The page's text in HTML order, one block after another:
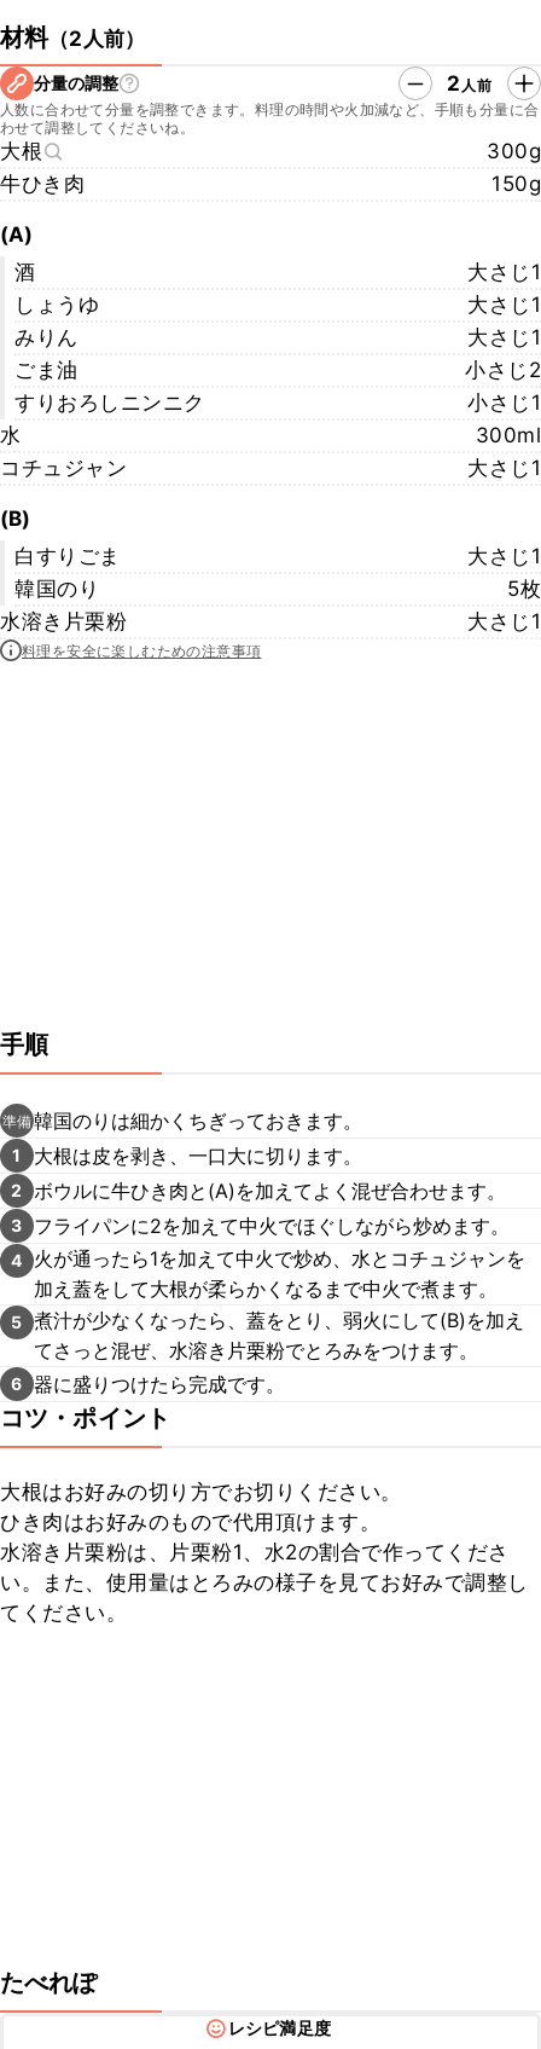
材料（2人前）
分量の調整 2 人前
人数に合わせて分量を調整できます。料理の時間や火加減など、手順も分量に合
わせて調整してくださいね。
大根
300g
牛ひき肉
150g
(A)
酒
大さじ1
しょうゆ
大さじ1
みりん
大さじ1
ごま油
小さじ2
すりおろしニンニク
小さじ1
水
300ml
コチュジャン
大さじ1
(B)
白すりごま
大さじ1
韓国のり
5枚
水溶き片栗粉
大さじ1
料理を安全に楽しむための注意事項
手順
準備韓国のりは細かくちぎっておきます。
1 大根は皮を剥き、一口大に切ります。
2 ボウルに牛ひき肉と(A)を加えてよく混ぜ合わせます。
3 フライパンに2を加えて中火でほぐしながら炒めます。
4
火が通ったら1を加えて中火で炒め、水とコチュジャンを
加え蓋をして大根が柔らかくなるまで中火で煮ます。
5 煮汁が少なくなったら、蓋をとり、弱火にして(B)を加え
てさっと混ぜ、水溶き片栗粉でとろみをつけます。
6 器に盛りつけたら完成です。
コツ・ポイント
大根はお好みの切り方でお切りください。
ひき肉はお好みのもので代用頂けます。
水溶き片栗粉は、片栗粉1、水2の割合で作ってくださ
い。また、使用量はとろみの様子を見てお好みで調整し
てください。
たべれぽ
レシピ満足度